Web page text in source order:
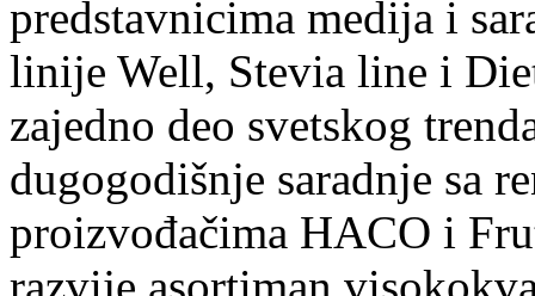
predstavnicima medija i
linije Well, Stevia line i
zajedno deo svetskog
dugogodišnje saradnje sa
proizvođačima HACO i